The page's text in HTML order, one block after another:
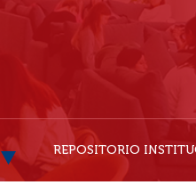
REPOSITORIO